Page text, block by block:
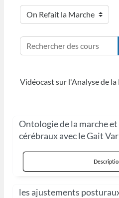
Catégories de cours
Rechercher des cours
Vidéocast sur l'Analyse de
Ontologie de la marche
cérébraux avec le Gait
les ajustements